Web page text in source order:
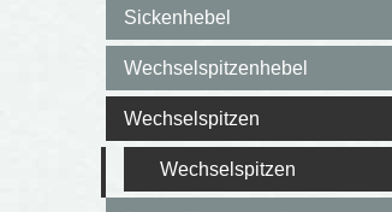
Sickenhebel
Wechselspitzenhebel
Wechselspitzen
Wechselspitzen